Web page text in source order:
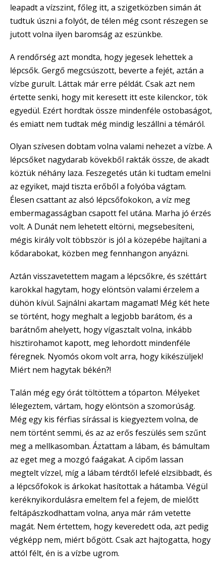
leapadt a vízszint, főleg itt, a szigetközben simán át
tudtuk úszni a folyót, de télen még csont részegen se
jutott volna ilyen baromság az eszünkbe.
A rendőrség azt mondta, hogy jegesek lehettek a
lépcsők. Gergő megcsúszott, beverte a fejét, aztán a
vízbe gurult. Láttak már erre példát. Csak azt nem
értette senki, hogy mit keresett itt este kilenckor, tök
egyedül. Ezért hordtak össze mindenféle ostobaságot,
és emiatt nem tudtak még mindig leszállni a témáról.
Olyan szívesen dobtam volna valami nehezet a vízbe. A
lépcsőket nagydarab kövekből rakták össze, de akadt
köztük néhány laza. Feszegetés után ki tudtam emelni
az egyiket, majd tiszta erőből a folyóba vágtam.
Élesen csattant az alsó lépcsőfokokon, a víz meg
embermagasságban csapott fel utána. Marha jó érzés
volt. A Dunát nem lehetett eltörni, megsebesíteni,
mégis király volt többször is jól a közepébe hajítani a
kődarabokat, közben meg fennhangon anyázni.
Aztán visszavetettem magam a lépcsőkre, és széttárt
karokkal hagytam, hogy elöntsön valami érzelem a
dühön kívül. Sajnálni akartam magamat! Még két hete
se történt, hogy meghalt a legjobb barátom, és a
barátnőm ahelyett, hogy vígasztalt volna, inkább
hisztirohamot kapott, meg lehordott mindenféle
féregnek. Nyomós okom volt arra, hogy kikészüljek!
Miért nem hagytak békén?!
Talán még egy órát töltöttem a tóparton. Mélyeket
lélegeztem, vártam, hogy elöntsön a szomorúság.
Még egy kis férfias sírással is kiegyeztem volna, de
nem történt semmi, és az az erős feszülés sem szűnt
meg a mellkasomban. Áztattam a lábam, és bámultam
az eget meg a mozgó faágakat. A cipőm lassan
megtelt vízzel, míg a lábam térdtől lefelé elzsibbadt, és
a lépcsőfokok is árkokat hasítottak a hátamba. Végül
keréknyikordulásra emeltem fel a fejem, de mielőtt
feltápászkodhattam volna, anya már rám vetette
magát. Nem értettem, hogy keveredett oda, azt pedig
végképp nem, miért bőgött. Csak azt hajtogatta, hogy
attól félt, én is a vízbe ugrom.